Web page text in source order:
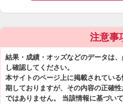
注意事
結果・成績・オッズなどのデータは
し確認してください。
本サイトのページ上に掲載されてい
期しておりますが、その内容の正確
ではありません。 当該情報に基づい